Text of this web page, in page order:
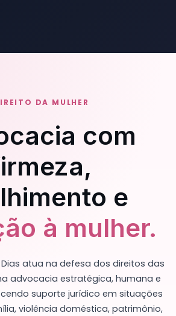
DA MULHER
com
e
à mulher.
Dias atua na defesa dos direitos das
advocacia estratégica, humana e
suporte jurídico em situações
violência doméstica, patrimônio,